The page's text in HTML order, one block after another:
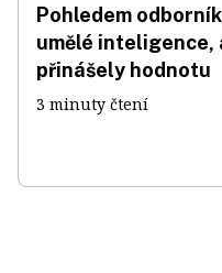
Pohledem
umělé inteligence,
přinášely hodnotu
3 minuty čtení